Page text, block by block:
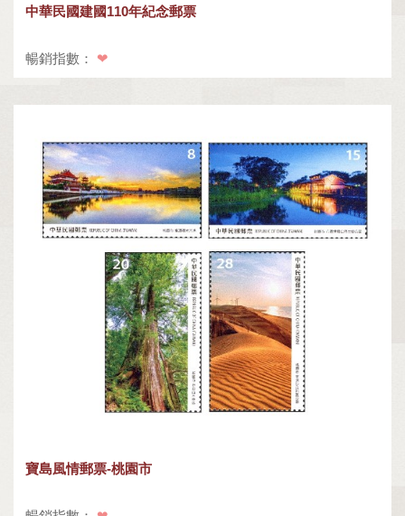
中華民國建國110年紀念郵票
暢銷指數： ❤
寶島風情郵票-桃園市